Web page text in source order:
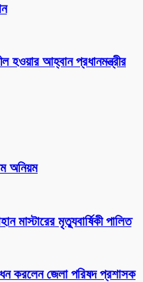
আহ্বান প্রধানমন্ত্রীর
অনিয়ম
মাস্টারের মৃত্যুবার্ষিকী পালিত
করলেন জেলা পরিষদ প্রশাসক